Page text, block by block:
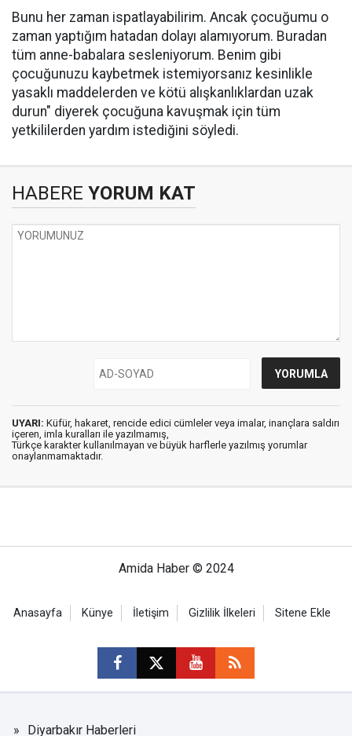
Bunu her zaman ispatlayabilirim. Ancak çocuğumu o
zaman yaptığım hatadan dolayı alamıyorum. Buradan
tüm anne-babalara sesleniyorum. Benim gibi
çocuğunuzu kaybetmek istemiyorsanız kesinlikle
yasaklı maddelerden ve kötü alışkanlıklardan uzak
durun" diyerek çocuğuna kavuşmak için tüm
yetkililerden yardım istediğini söyledi.
HABERE YORUM KAT
UYARI: Küfür, hakaret, rencide edici cümleler veya imalar, inançlara saldırı
içeren, imla kuralları ile yazılmamış,
Türkçe karakter kullanılmayan ve büyük harflerle yazılmış yorumlar
onaylanmamaktadır.
Amida Haber © 2024
Anasayfa Künye İletişim Gizlilik İlkeleri Sitene Ekle
Diyarbakır Haberleri